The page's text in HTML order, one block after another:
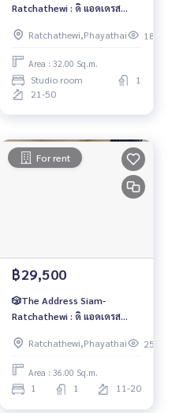
Ratchathewi : ดิ แอดเดรส
Ratchathewi,Phayathai
182
Area : 32.00 Sq.m.
Studio room
1
21-50
For rent
฿29,500
🎲The Address Siam-
Ratchathewi : ดิ แอดเดรส
Ratchathewi,Phayathai
253
Area : 36.00 Sq.m.
1 1 11-20